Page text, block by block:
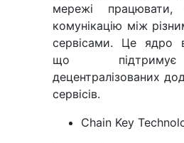
мережі працювати,
комунікацію між
сервісами. Це ядро
що
децентралізованих
сервісів.
Chain Key